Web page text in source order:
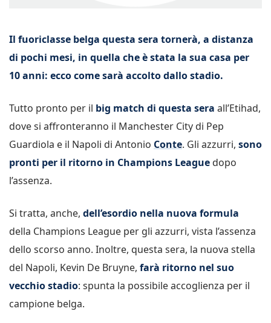
Il fuoriclasse belga questa sera tornerà, a distanza
di pochi mesi, in quella che è stata la sua casa per
10 anni: ecco come sarà accolto dallo stadio.
Tutto pronto per il big match di questa sera all’Etihad,
dove si affronteranno il Manchester City di Pep
Guardiola e il Napoli di Antonio Conte. Gli azzurri, sono
pronti per il ritorno in Champions League dopo
l’assenza.
Si tratta, anche, dell’esordio nella nuova formula
della Champions League per gli azzurri, vista l’assenza
dello scorso anno. Inoltre, questa sera, la nuova stella
del Napoli, Kevin De Bruyne, farà ritorno nel suo
vecchio stadio: spunta la possibile accoglienza per il
campione belga.